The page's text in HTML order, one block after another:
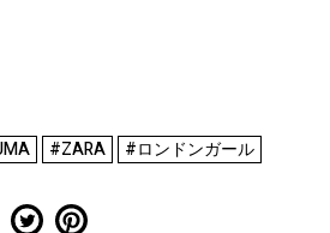
#ZARA #ロンドンガール